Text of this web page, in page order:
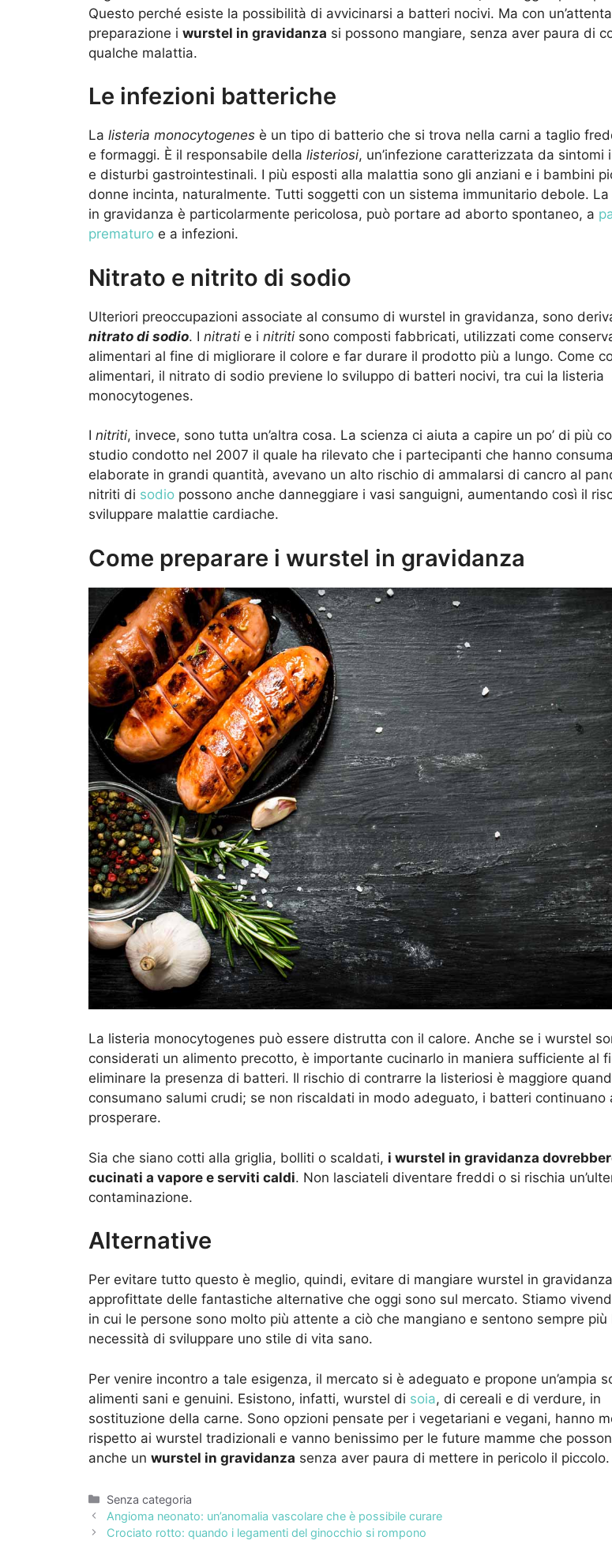
Questo perché esiste la possibilità di avvicinarsi a batteri nocivi. Ma con un’attenta
preparazione i wurstel in gravidanza si possono mangiare, senza aver paura di
qualche malattia.
Le infezioni batteriche
La listeria monocytogenes è un tipo di batterio che si trova nella carni a taglio
e formaggi. È il responsabile della listeriosi, un’infezione caratterizzata da sintomi
e disturbi gastrointestinali. I più esposti alla malattia sono gli anziani e i bambini
donne incinta, naturalmente. Tutti soggetti con un sistema immunitario debole. La
in gravidanza è particolarmente pericolosa, può portare ad aborto spontaneo, a
prematuro e a infezioni.
Nitrato e nitrito di sodio
Ulteriori preoccupazioni associate al consumo di wurstel in gravidanza, sono
nitrato di sodio. I nitrati e i nitriti sono composti fabbricati, utilizzati come
alimentari al fine di migliorare il colore e far durare il prodotto più a lungo. Come
alimentari, il nitrato di sodio previene lo sviluppo di batteri nocivi, tra cui la listeria
monocytogenes.
I nitriti, invece, sono tutta un’altra cosa. La scienza ci aiuta a capire un po’ di più
studio condotto nel 2007 il quale ha rilevato che i partecipanti che hanno
elaborate in grandi quantità, avevano un alto rischio di ammalarsi di cancro al
nitriti di sodio possono anche danneggiare i vasi sanguigni, aumentando così il
sviluppare malattie cardiache.
Come preparare i wurstel in gravidanza
La listeria monocytogenes può essere distrutta con il calore. Anche se i wurstel
considerati un alimento precotto, è importante cucinarlo in maniera sufficiente al
eliminare la presenza di batteri. Il rischio di contrarre la listeriosi è maggiore
consumano salumi crudi; se non riscaldati in modo adeguato, i batteri continuano
prosperare.
Sia che siano cotti alla griglia, bolliti o scaldati, i wurstel in gravidanza
cucinati a vapore e serviti caldi. Non lasciateli diventare freddi o si rischia
contaminazione.
Alternative
Per evitare tutto questo è meglio, quindi, evitare di mangiare wurstel in
approfittate delle fantastiche alternative che oggi sono sul mercato. Stiamo
in cui le persone sono molto più attente a ciò che mangiano e sentono sempre più
necessità di sviluppare uno stile di vita sano.
Per venire incontro a tale esigenza, il mercato si è adeguato e propone un’ampia
alimenti sani e genuini. Esistono, infatti, wurstel di soia, di cereali e di verdure, in
sostituzione della carne. Sono opzioni pensate per i vegetariani e vegani, hanno
rispetto ai wurstel tradizionali e vanno benissimo per le future mamme che
anche un wurstel in gravidanza senza aver paura di mettere in pericolo il piccolo.
Categorie
Senza categoria
Angioma neonato: un’anomalia vascolare che è possibile curare
Crociato rotto: quando i legamenti del ginocchio si rompono